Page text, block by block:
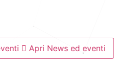
eventi
Apri News ed eventi